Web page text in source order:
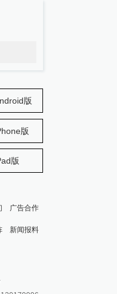
版
版
版
广告合作
新闻报料